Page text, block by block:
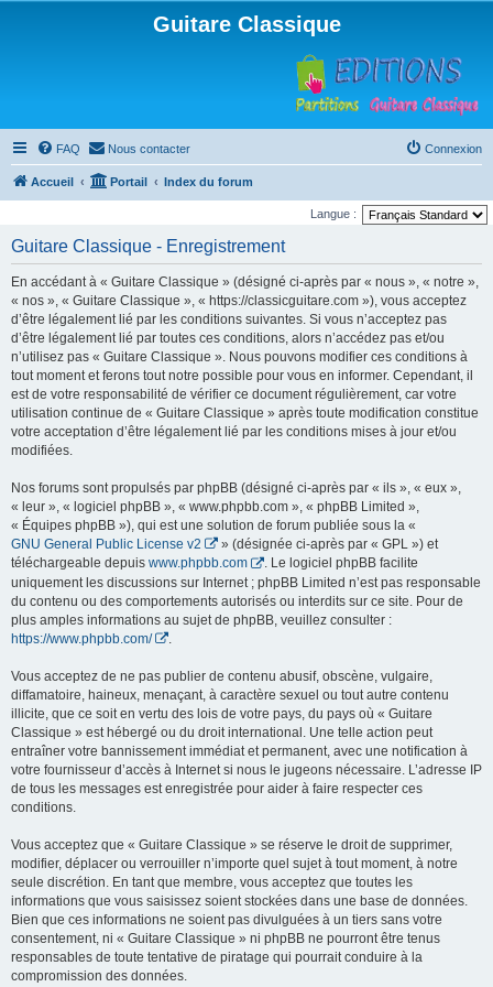
Guitare Classique
FAQ Nous contacter Connexion
Accueil Portail Index du forum
Langue :
Guitare Classique - Enregistrement
En accédant à « Guitare Classique » (désigné ci-après par « nous », « notre »,
« nos », « Guitare Classique », « https://classicguitare.com »), vous acceptez
d’être légalement lié par les conditions suivantes. Si vous n’acceptez pas
d’être légalement lié par toutes ces conditions, alors n’accédez pas et/ou
n’utilisez pas « Guitare Classique ». Nous pouvons modifier ces conditions à
tout moment et ferons tout notre possible pour vous en informer. Cependant, il
est de votre responsabilité de vérifier ce document régulièrement, car votre
utilisation continue de « Guitare Classique » après toute modification constitue
votre acceptation d’être légalement lié par les conditions mises à jour et/ou
modifiées.
Nos forums sont propulsés par phpBB (désigné ci-après par « ils », « eux »,
« leur », « logiciel phpBB », « www.phpbb.com », « phpBB Limited »,
« Équipes phpBB »), qui est une solution de forum publiée sous la «
GNU General Public License v2
» (désignée ci-après par « GPL ») et
téléchargeable depuis www.phpbb.com
. Le logiciel phpBB facilite
uniquement les discussions sur Internet ; phpBB Limited n’est pas responsable
du contenu ou des comportements autorisés ou interdits sur ce site. Pour de
plus amples informations au sujet de phpBB, veuillez consulter :
https://www.phpbb.com/
Vous acceptez de ne pas publier de contenu abusif, obscène, vulgaire,
diffamatoire, haineux, menaçant, à caractère sexuel ou tout autre contenu
illicite, que ce soit en vertu des lois de votre pays, du pays où « Guitare
Classique » est hébergé ou du droit international. Une telle action peut
entraîner votre bannissement immédiat et permanent, avec une notification à
votre fournisseur d’accès à Internet si nous le jugeons nécessaire. L’adresse IP
de tous les messages est enregistrée pour aider à faire respecter ces
conditions.
Vous acceptez que « Guitare Classique » se réserve le droit de supprimer,
modifier, déplacer ou verrouiller n’importe quel sujet à tout moment, à notre
seule discrétion. En tant que membre, vous acceptez que toutes les
informations que vous saisissez soient stockées dans une base de données.
Bien que ces informations ne soient pas divulguées à un tiers sans votre
consentement, ni « Guitare Classique » ni phpBB ne pourront être tenus
responsables de toute tentative de piratage qui pourrait conduire à la
compromission des données.